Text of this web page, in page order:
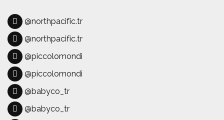
@northpacific.tr
@northpacific.tr
@piccolomondi
@piccolomondi
@babyco_tr
@babyco_tr